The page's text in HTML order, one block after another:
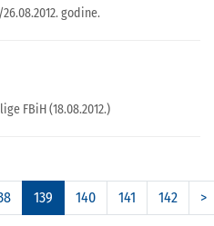
godine.
FBiH (18.08.2012.)
139 140 141 142 >